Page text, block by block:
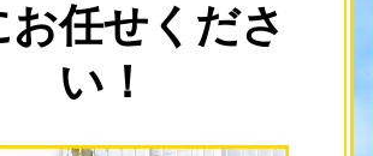
お任せくださ
い！